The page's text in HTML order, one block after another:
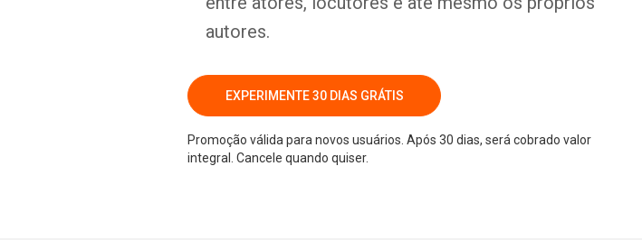
autores.
EXPERIMENTE 30 DIAS GRÁTIS
Promoção válida para novos usuários. Após 30 dias, será cobrado valor
integral. Cancele quando quiser.